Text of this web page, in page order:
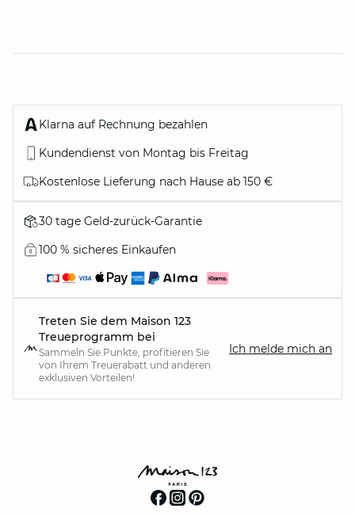
Klarna auf Rechnung bezahlen
Kundendienst von Montag bis Freitag
Kostenlose Lieferung nach Hause ab 150 €
30 tage Geld-zurück-Garantie
100 % sicheres Einkaufen
Treten Sie dem Maison 123
Treueprogramm bei
Sammeln Sie Punkte, profitieren Sie
von Ihrem Treuerabatt und anderen
exklusiven Vorteilen!
Ich melde mich an